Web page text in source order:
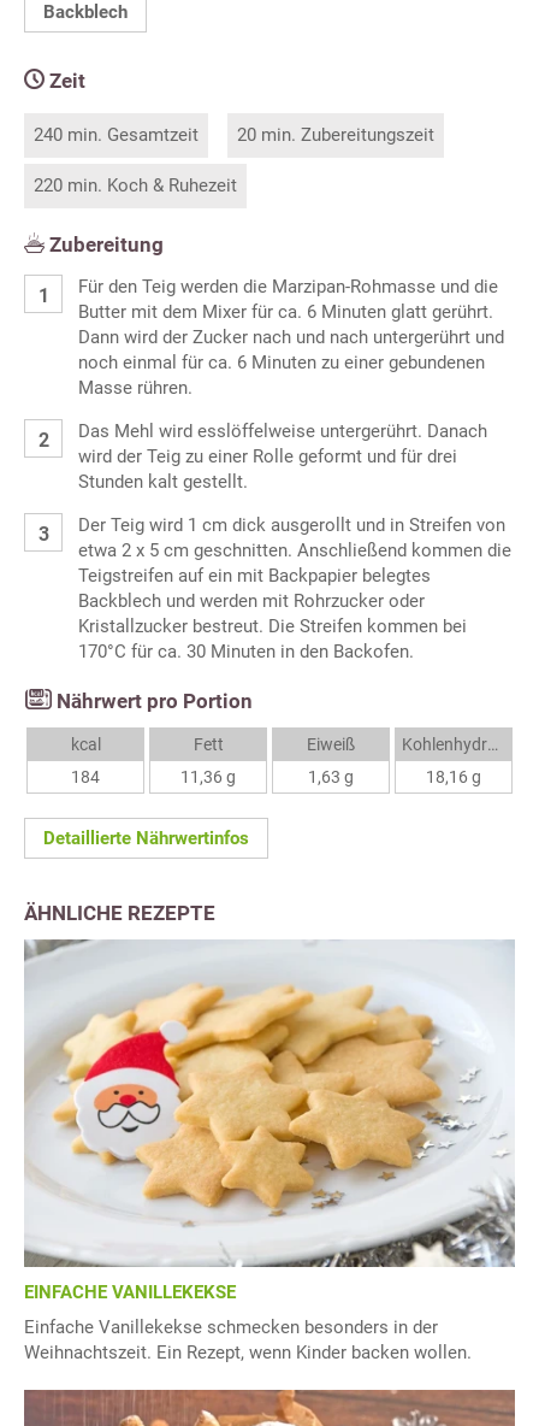
Backblech
Zeit
240 min. Gesamtzeit 20 min. Zubereitungszeit
220 min. Koch & Ruhezeit
Zubereitung
Für den Teig werden die Marzipan-Rohmasse und die
Butter mit dem Mixer für ca. 6 Minuten glatt gerührt.
Dann wird der Zucker nach und nach untergerührt und
noch einmal für ca. 6 Minuten zu einer gebundenen
Masse rühren.
Das Mehl wird esslöffelweise untergerührt. Danach
wird der Teig zu einer Rolle geformt und für drei
Stunden kalt gestellt.
Der Teig wird 1 cm dick ausgerollt und in Streifen von
etwa 2 x 5 cm geschnitten. Anschließend kommen die
Teigstreifen auf ein mit Backpapier belegtes
Backblech und werden mit Rohrzucker oder
Kristallzucker bestreut. Die Streifen kommen bei
170°C für ca. 30 Minuten in den Backofen.
Nährwert pro Portion
kcal
184
Fett
11,36 g
Eiweiß
1,63 g
Kohlenhydrate
18,16 g
Detaillierte Nährwertinfos
ÄHNLICHE REZEPTE
EINFACHE VANILLEKEKSE
Einfache Vanillekekse schmecken besonders in der
Weihnachtszeit. Ein Rezept, wenn Kinder backen wollen.